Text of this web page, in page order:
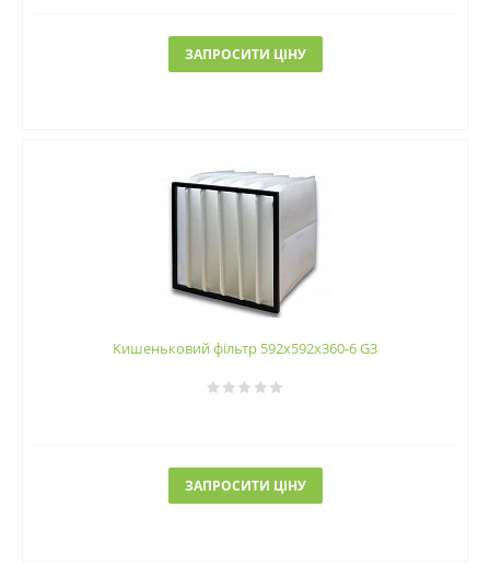
ЗАПРОСИТИ ЦІНУ
Кишеньковий фільтр 592х592х360-6 G3
ЗАПРОСИТИ ЦІНУ